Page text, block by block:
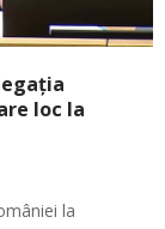
loc la
la